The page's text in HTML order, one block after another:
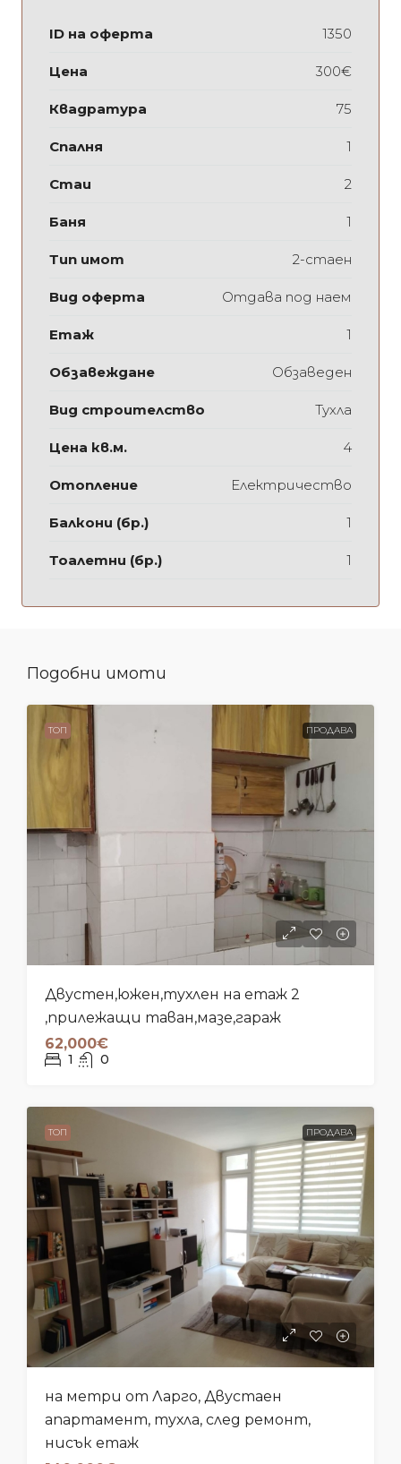
ID на оферта 1350
Цена 300€
Квадратура 75
Спалня 1
Стаи 2
Баня 1
Тип имот 2-стаен
Вид оферта Отдава под наем
Етаж 1
Обзавеждане Обзаведен
Вид строителство Тухла
Цена кв.м. 4
Отопление Електричество
Балкони (бр.) 1
Тоалетни (бр.) 1
Подобни имоти
ТОП ПРОДАВА
Двустен,южен,тухлен на етаж 2
,прилежащи таван,мазе,гараж
62,000€
1 0
ТОП ПРОДАВА
на метри от Ларго, Двустаен
апартамент, тухла, след ремонт,
нисък етаж